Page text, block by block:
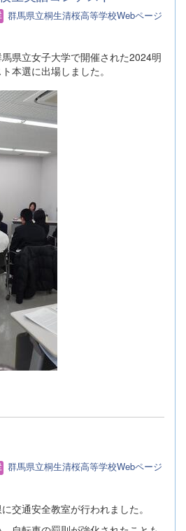
群馬県立桐生清桜高等学校Webページ
県立女子大学で開催された2024明
本選に出場しました。
群馬県立桐生清桜高等学校Webページ
交通安全教室が行われました。